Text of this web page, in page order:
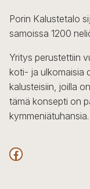
Porin Kalustetalo
samoissa 1200
Yritys perustettiin
koti- ja ulkomaisia
kalusteisiin, joilla
tämä konsepti on
kymmeniätuhansia.
Facebook